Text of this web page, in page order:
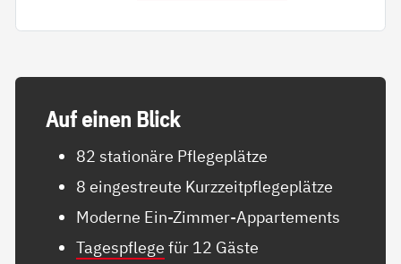
Auf ei­nen Blick
82 stationäre Pflegeplätze
8 eingestreute Kurzzeitpflegeplätze
Moderne Ein-Zimmer-Appartements
Tagespflege für 12 Gäste